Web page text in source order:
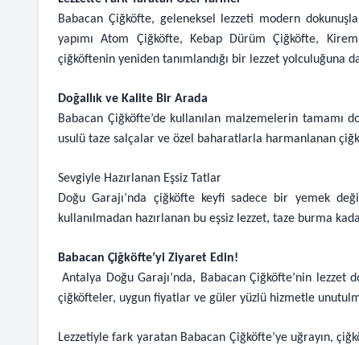
Babacan Çiğköfte, geleneksel lezzeti modern
yapımı Atom Çiğköfte, Kebap Dürüm Çiğköfte,
çiğköftenin yeniden tanımlandığı bir lezzet yolculuğuna
Doğallık ve Kalite Bir Arada
Babacan Çiğköfte’de kullanılan malzemelerin tamamı
usulü taze salçalar ve özel baharatlarla harmanlanan
Sevgiyle Hazırlanan Eşsiz Tatlar
Doğu Garajı’nda çiğköfte keyfi sadece bir yemek
kullanılmadan hazırlanan bu eşsiz lezzet, taze burma
Babacan Çiğköfte’yi Ziyaret Edin!
Antalya Doğu Garajı’nda, Babacan Çiğköfte’nin lezzet
çiğköfteler, uygun fiyatlar ve güler yüzlü hizmetle
Lezzetiyle fark yaratan Babacan Çiğköfte’ye uğrayın,